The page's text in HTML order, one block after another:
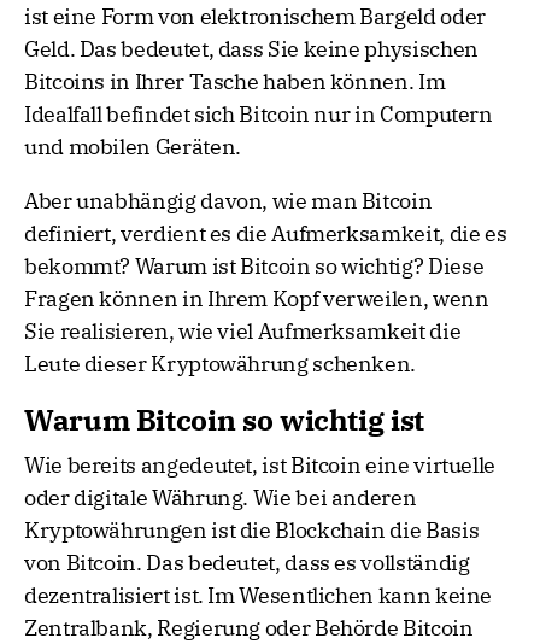
ist eine Form von elektronischem Bargeld oder
Geld. Das bedeutet, dass Sie keine physischen
Bitcoins in Ihrer Tasche haben können. Im
Idealfall befindet sich Bitcoin nur in Computern
und mobilen Geräten.
Aber unabhängig davon, wie man Bitcoin
definiert, verdient es die Aufmerksamkeit, die es
bekommt? Warum ist Bitcoin so wichtig? Diese
Fragen können in Ihrem Kopf verweilen, wenn
Sie realisieren, wie viel Aufmerksamkeit die
Leute dieser Kryptowährung schenken.
Warum Bitcoin so wichtig ist
Wie bereits angedeutet, ist Bitcoin eine virtuelle
oder digitale Währung. Wie bei anderen
Kryptowährungen ist die Blockchain die Basis
von Bitcoin. Das bedeutet, dass es vollständig
dezentralisiert ist. Im Wesentlichen kann keine
Zentralbank, Regierung oder Behörde Bitcoin